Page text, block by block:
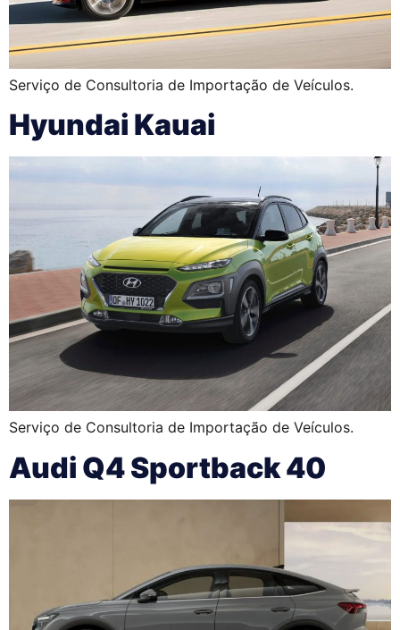
Serviço de Consultoria de Importação de Veículos.
Hyundai Kauai
Serviço de Consultoria de Importação de Veículos.
Audi Q4 Sportback 40